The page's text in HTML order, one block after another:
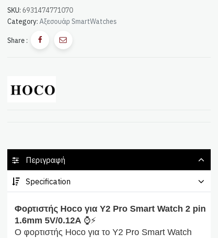
SKU: 6931474771070
Category: Αξεσουάρ SmartWatches
Share :
Περιγραφή
Specification
Φορτιστής Hoco για Y2 Pro Smart Watch 2 pin
1.6mm 5V/0.12A ⌚⚡
Ο φορτιστής Hoco για το Y2 Pro Smart Watch